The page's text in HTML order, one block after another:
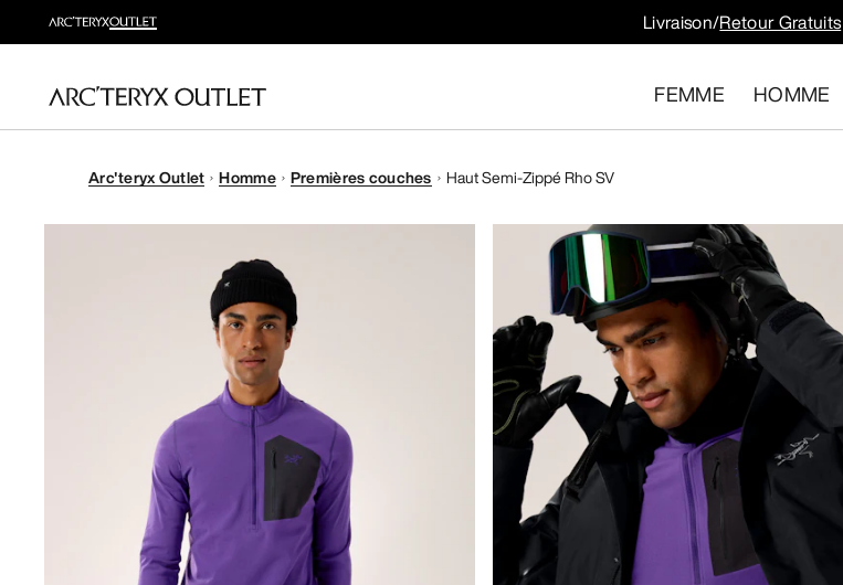
Livraison/Retour Gratuits
FEMME HOMME
Arc'teryx Outlet Homme Premières couches Haut Semi-Zippé Rho SV